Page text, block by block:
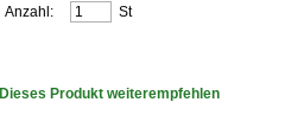
Anzahl: St
Dieses Produkt weiterempfehlen